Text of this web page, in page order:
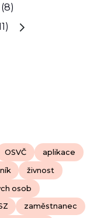
OSVČ aplikace
živnost
osob
zaměstnanec